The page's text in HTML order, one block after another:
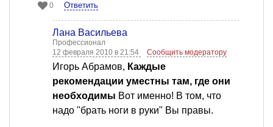
0 Ответить
Лана Васильева
Профессионал
12 февраля 2010 в 21:54
Сообщить модератору
Игорь Абрамов, Каждые
рекомендации уместны там, где они
необходимы Вот именно! В том, что
надо "брать ноги в руки" Вы правы.